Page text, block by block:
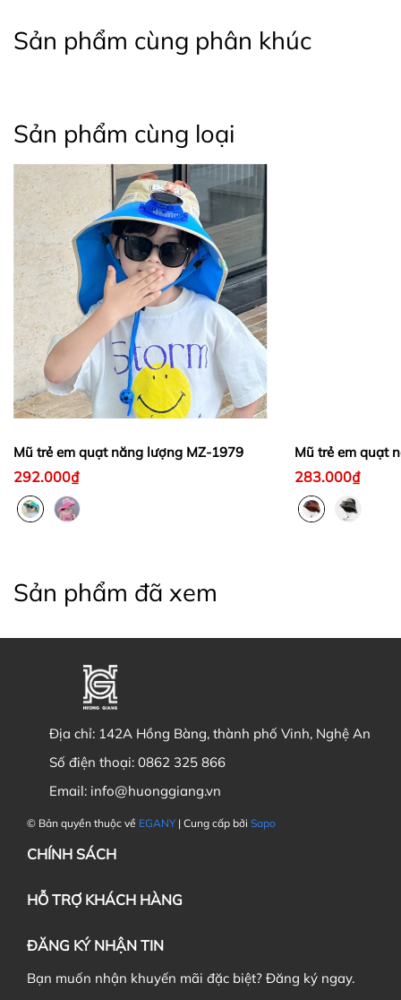
Sản phẩm cùng phân khúc
Sản phẩm cùng loại
Mũ trẻ em quạt năng lượng MZ-1979
292.000₫
Mũ trẻ em quạt
283.000₫
Sản phẩm đã xem
Địa chỉ: 142A Hồng Bàng, thành phố Vinh, Nghệ An
Số điện thoại: 0862 325 866
Email: info@huonggiang.vn
© Bản quyền thuộc về EGANY | Cung cấp bởi Sapo
CHÍNH SÁCH
HỖ TRỢ KHÁCH HÀNG
ĐĂNG KÝ NHẬN TIN
Bạn muốn nhận khuyến mãi đặc biệt? Đăng ký ngay.